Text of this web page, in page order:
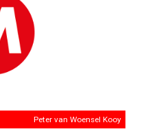
Peter van Woensel Kooy